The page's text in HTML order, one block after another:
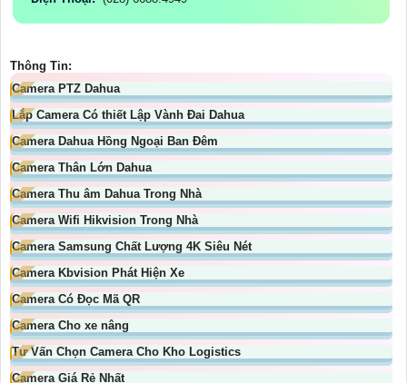
Thông Tin:
Camera PTZ Dahua
Lắp Camera Có thiết Lập Vành Đai Dahua
Camera Dahua Hồng Ngoại Ban Đêm
Camera Thân Lớn Dahua
Camera Thu âm Dahua Trong Nhà
Camera Wifi Hikvision Trong Nhà
Camera Samsung Chất Lượng 4K Siêu Nét
Camera Kbvision Phát Hiện Xe
Camera Có Đọc Mã QR
Camera Cho xe nâng
Tư Vấn Chọn Camera Cho Kho Logistics
Camera Giá Rẻ Nhất